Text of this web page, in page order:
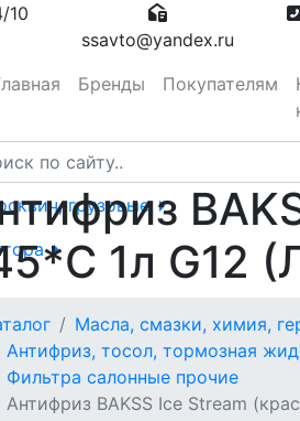
10
ssavto@yandex.ru
Бренды Покупателям
грузовые
1л G12
Масла, смазки, химия,
Антифриз, тосол, тормозная
Фильтра салонные прочие
Антифриз BAKSS Ice Stream